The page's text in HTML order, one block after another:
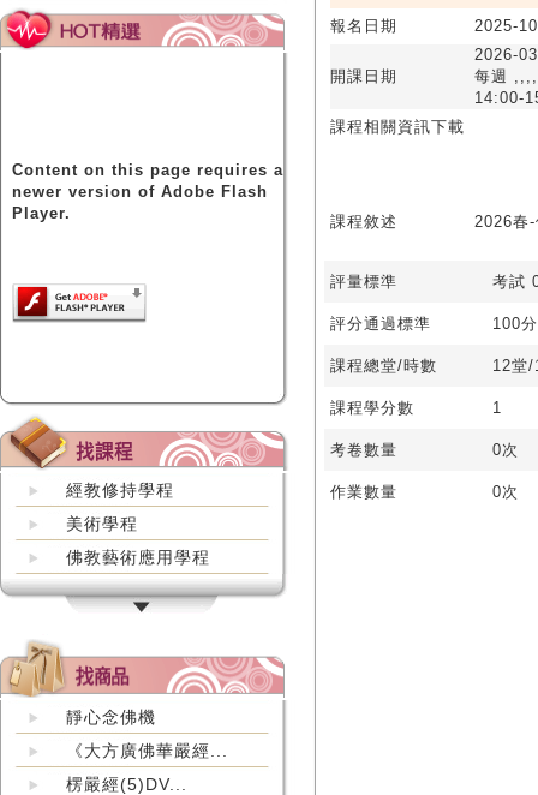
Content on this page requires a
newer version of Adobe Flash
Player.
經教修持學程
美術學程
佛教藝術應用學程
靜心念佛機
《大方廣佛華嚴經...
楞嚴經(5)DV...
報名日期
2025-
開課日期
2026-
每週
14:00-
課程相關資訊下載
課程敘述 2026春
評量標準 考試
評分通過標準 100分
課程總堂/時數 12堂/
課程學分數 1
考卷數量 0次
作業數量 0次